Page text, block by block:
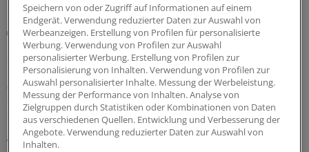
Vergiftungen
Blaualgen in Badeseen: Was für Ärzte rund um
das Thema Cyanobakterien wichtig ist
„Badeverbot wegen Blaualgen“ – diese Warnhinweise
sind an einigen deutschen Badeseen zu finden. Welche
Symptome weisen auf eine Vergiftung mit Cyanotoxinen
hin? Und wie gehen Ärzte beim Verdacht auf eine
Vergiftung vor?
Speichern von oder Zugriff auf Informationen auf einem
Endgerät. Verwendung reduzierter Daten zur Auswahl von
Werbeanzeigen. Erstellung von Profilen für personalisierte
Werbung. Verwendung von Profilen zur Auswahl
personalisierter Werbung. Erstellung von Profilen zur
Personalisierung von Inhalten. Verwendung von Profilen zur
Auswahl personalisierter Inhalte. Messung der Werbeleistung.
Messung der Performance von Inhalten. Analyse von
Zielgruppen durch Statistiken oder Kombinationen von Daten
aus verschiedenen Quellen. Entwicklung und Verbesserung der
Angebote. Verwendung reduzierter Daten zur Auswahl von
Inhalten.